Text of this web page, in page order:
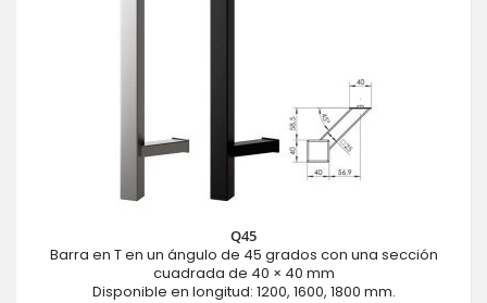
Q45
Barra en T en un ángulo de 45 grados con una sección
cuadrada de 40 × 40 mm
Disponible en longitud: 1200, 1600, 1800 mm.